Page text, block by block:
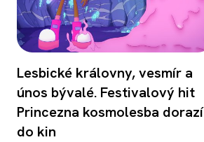
Lesbické královny, vesmír a
únos bývalé. Festivalový hit
Princezna kosmolesba dorazí
do kin